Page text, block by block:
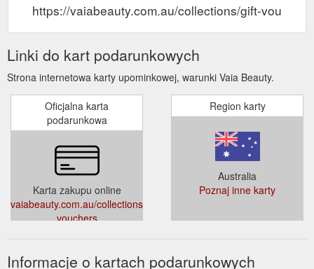
https://vaiabeauty.com.au/collections/gift-vouchers
Linki do kart podarunkowych
Strona internetowa karty upominkowej, warunki Vaia Beauty.
Oficjalna karta
podarunkowa
Karta zakupu online
vaiabeauty.com.au/collections/gift-
vouchers
Region karty
Australia
Poznaj inne karty
Informacje o kartach podarunkowych